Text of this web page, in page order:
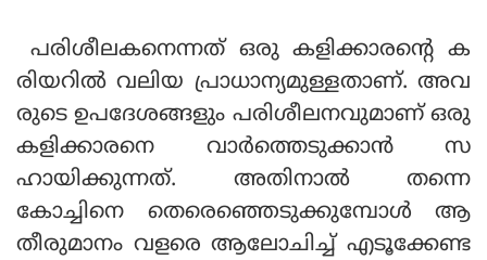
പരിശീലകനെന്നത് ഒരു കളിക്കാരന്റെ ക
രിയറില്‍ വലിയ പ്രാധാന്യമുള്ളതാണ്. അവ
രുടെ ഉപദേശങ്ങളും പരിശീലനവുമാണ് ഒരു
കളിക്കാരനെ വാര്‍ത്തെടുക്കാന്‍ സ
ഹായിക്കുന്നത്. അതിനാല്‍ തന്നെ
കോച്ചിനെ തെരെഞ്ഞെടുക്കുമ്പോള്‍ ആ
തീരുമാനം വളരെ ആലോചിച്ച് എടൂക്കേണ്ട